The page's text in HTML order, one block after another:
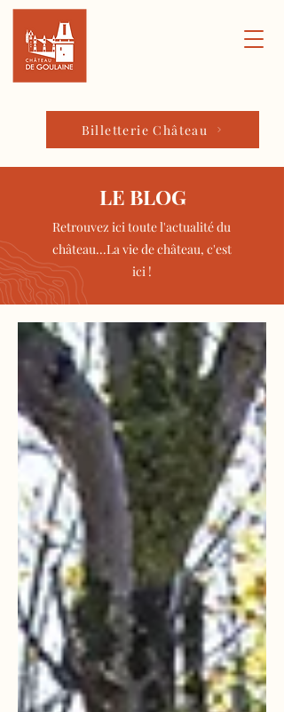
Billetterie Château
LE BLOG
Retrouvez ici toute l'actualité du
château...La vie de château, c'est
ici !